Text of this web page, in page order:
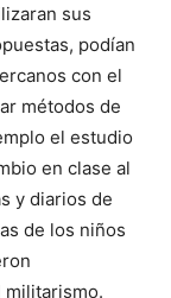
sus
podían
con el
métodos de
el estudio
en clase al
y diarios de
de los niños
militarismo.